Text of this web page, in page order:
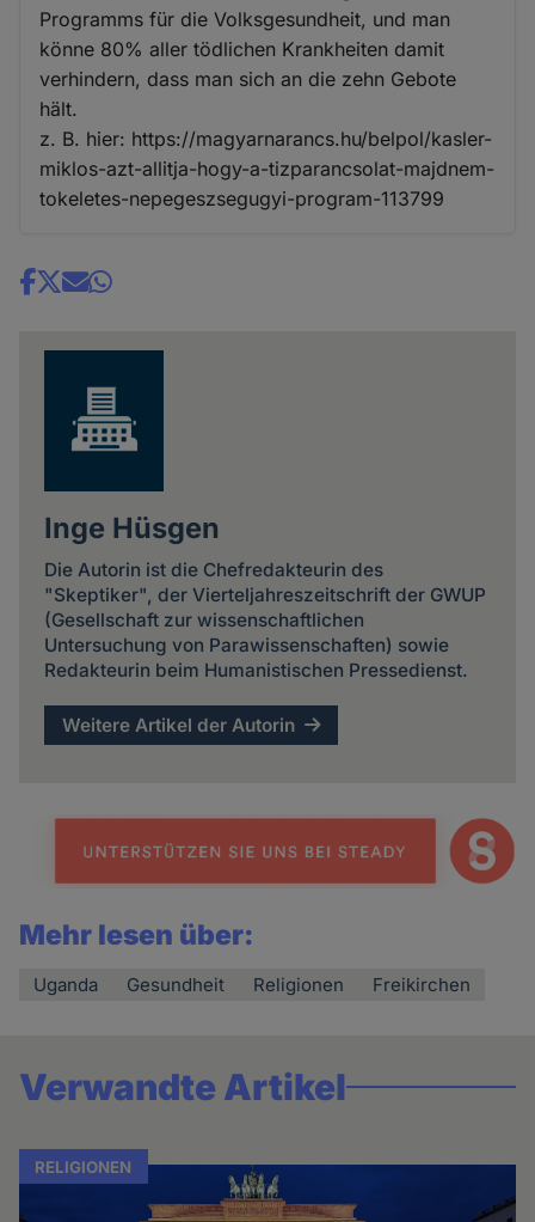
Programms für die Volksgesundheit, und man
könne 80% aller tödlichen Krankheiten damit
verhindern, dass man sich an die zehn Gebote
hält.
z. B. hier: https://magyarnarancs.hu/belpol/kasler-
miklos-azt-allitja-hogy-a-tizparancsolat-majdnem-
tokeletes-nepegeszsegugyi-program-113799
Share
Inge Hüsgen
Die Autorin ist die Chefredakteurin des
"Skeptiker", der Vierteljahreszeitschrift der GWUP
(Gesellschaft zur wissenschaftlichen
Untersuchung von Parawissenschaften) sowie
Redakteurin beim Humanistischen Pressedienst.
Weitere Artikel der Autorin
Mehr lesen über:
Uganda Gesundheit Religionen Freikirchen
Verwandte Artikel
RELIGIONEN